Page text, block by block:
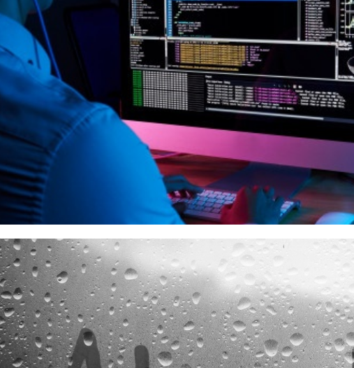
Marketing e TI: descubra os
áreas na sua empresa!
18 de janeiro de 2022 4 min de leitura